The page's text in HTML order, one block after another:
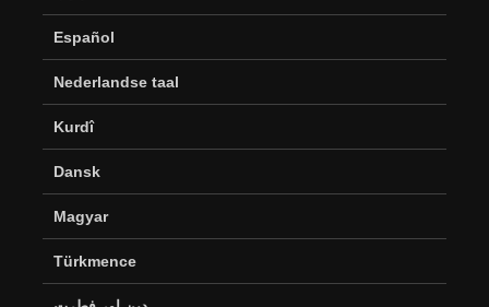
Español
Nederlandse taal
Kurdî
Dansk
Magyar
Türkmence